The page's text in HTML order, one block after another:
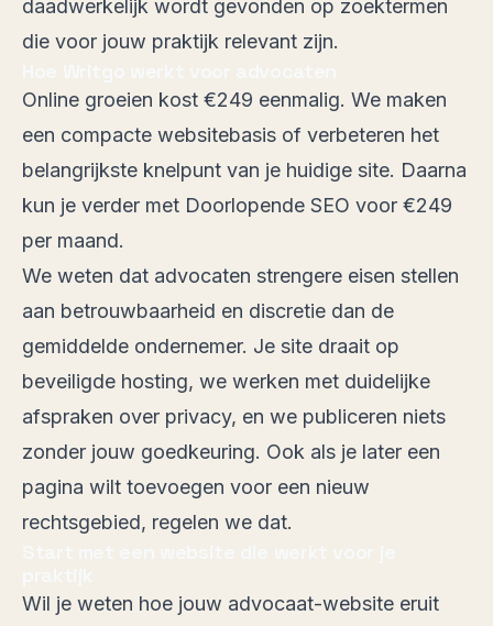
daadwerkelijk wordt gevonden op zoektermen
die voor jouw praktijk relevant zijn.
Online groeien kost €249 eenmalig. We maken
een compacte websitebasis of verbeteren het
belangrijkste knelpunt van je huidige site. Daarna
kun je verder met Doorlopende SEO voor €249
per maand.
We weten dat advocaten strengere eisen stellen
aan betrouwbaarheid en discretie dan de
gemiddelde ondernemer. Je site draait op
beveiligde hosting, we werken met duidelijke
afspraken over privacy, en we publiceren niets
zonder jouw goedkeuring. Ook als je later een
pagina wilt toevoegen voor een nieuw
rechtsgebied, regelen we dat.
Wil je weten hoe jouw advocaat-website eruit